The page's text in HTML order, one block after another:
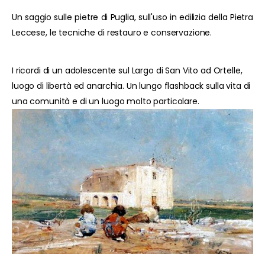
Un saggio sulle pietre di Puglia, sull'uso in edilizia della Pietra
Leccese, le tecniche di restauro e conservazione.
I ricordi di un adolescente sul Largo di San Vito ad Ortelle,
luogo di libertà ed anarchia. Un lungo flashback sulla vita di
una comunità e di un luogo molto particolare.